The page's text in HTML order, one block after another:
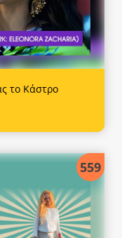
το Κάστρο
559